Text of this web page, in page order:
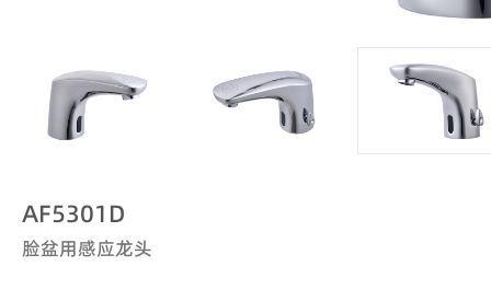
AF5301D
脸盆用感应龙头